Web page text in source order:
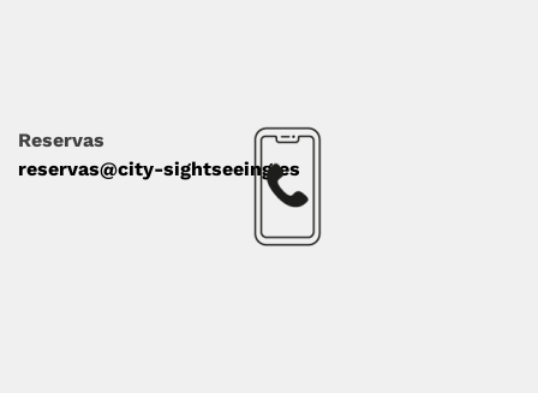
Reservas
reservas@city-sightseeing.es